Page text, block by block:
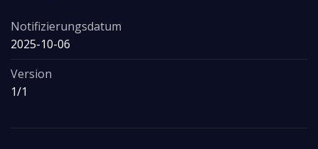
Notifizierungsdatum
2025-10-06
Version
1/1